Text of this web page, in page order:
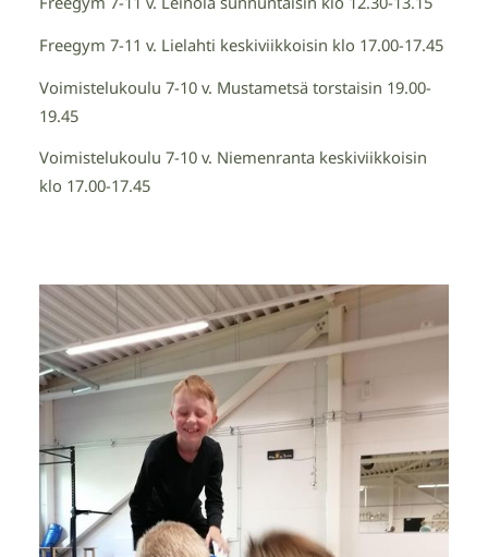
Freegym 7-11 v. Lielahti keskiviikkoisin klo 17.00-17.45
Voimistelukoulu 7-10 v. Mustametsä torstaisin 19.00-
19.45
Voimistelukoulu 7-10 v. Niemenranta keskiviikkoisin
klo 17.00-17.45